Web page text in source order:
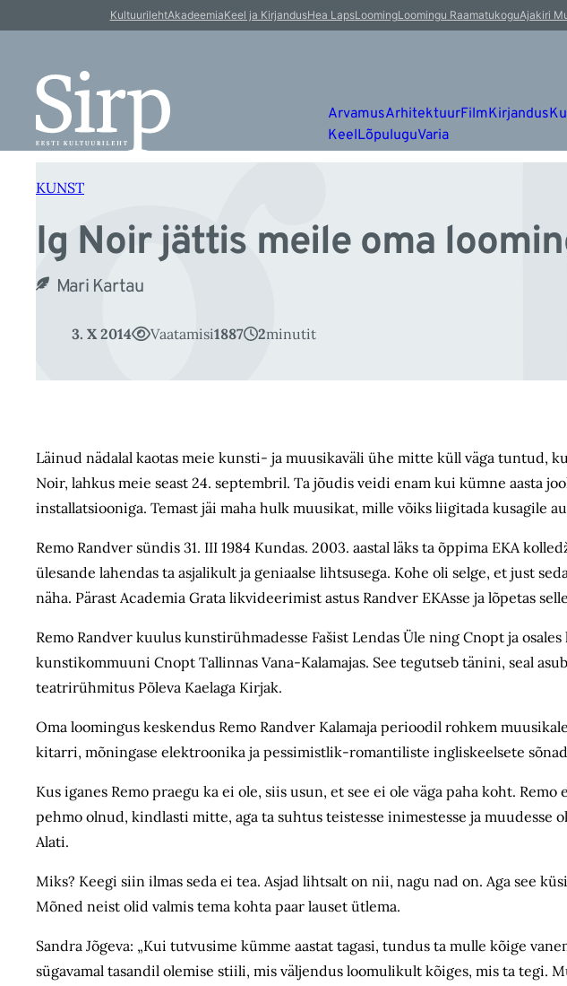
sisu
KultuurilehtAkadeemiaKeel ja KirjandusHea LapsLoomingLoomingu RaamatukoguAjakiri
ArvamusArhitektuurFilmKirjandus
KeelLõpuluguVaria
KUNST
Ig Noir jättis meile oma
Mari Kartau
3. X 2014 Vaatamisi1887 2minutit
Läinud nädalal kaotas meie kunsti- ja muusikaväli ühe mitte küll väga tuntud,
Noir, lahkus meie seast 24. septembril. Ta jõudis veidi enam kui kümne aasta
installatsiooniga. Temast jäi maha hulk muusikat, mille võiks liigitada kusagile
Remo Randver sündis 31. III 1984 Kundas. 2003. aastal läks ta õppima EKA
ülesande lahendas ta asjalikult ja geniaalse lihtsusega. Kohe oli selge, et just
näha. Pärast Academia Grata likvideerimist astus Randver EKAsse ja lõpetas
Remo Randver kuulus kunstirühmadesse Fašist Lendas Üle ning Cnopt ja
kunstikommuuni Cnopt Tallinnas Vana-Kalamajas. See tegutseb tänini, seal
teatrirühmitus Põleva Kaelaga Kirjak.
Oma loomingus keskendus Remo Randver Kalamaja perioodil rohkem
kitarri, mõningase elektroonika ja pessimistlik-romantiliste ingliskeelsete
Kus iganes Remo praegu ka ei ole, siis usun, et see ei ole väga paha koht.
pehmo olnud, kindlasti mitte, aga ta suhtus teistesse inimestesse ja
Alati.
Miks? Keegi siin ilmas seda ei tea. Asjad lihtsalt on nii, nagu nad on. Aga see
Mõned neist olid valmis tema kohta paar lauset ütlema.
Sandra Jõgeva: „Kui tutvusime kümme aastat tagasi, tundus ta mulle kõige
sügavamal tasandil olemise stiili, mis väljendus loomulikult kõiges, mis ta tegi.